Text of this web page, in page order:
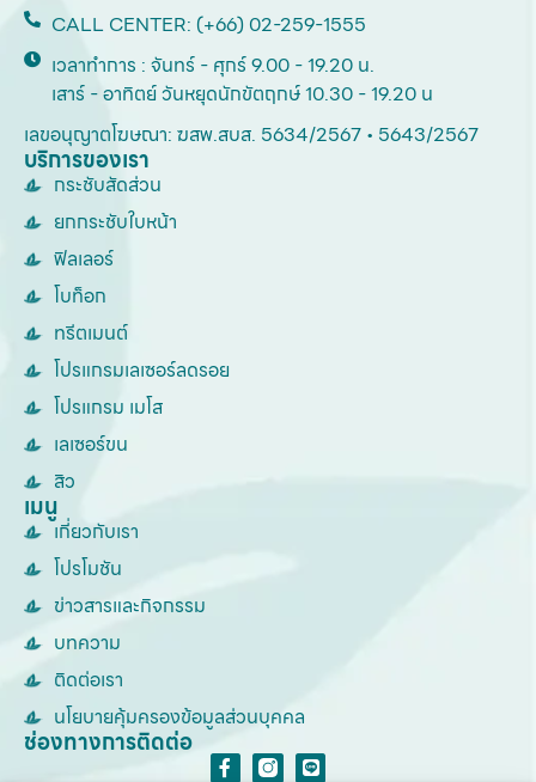
CALL CENTER: (+66) 02-259-1555
เวลาทำการ : จันทร์ - ศุกร์ 9.00 - 19.20 น.
เสาร์ - อาทิตย์ วันหยุดนักขัตฤกษ์ 10.30 - 19.20 น
เลขอนุญาตโฆษณา: ฆสพ.สบส. 5634/2567 • 5643/2567
บริการของเรา
กระชับสัดส่วน
ยกกระชับใบหน้า
ฟิลเลอร์
โบท็อก
ทรีตเมนต์
โปรแกรมเลเซอร์ลดรอย
โปรแกรม เมโส
เลเซอร์ขน
สิว
เมนู
เกี่ยวกับเรา
โปรโมชัน
ข่าวสารและกิจกรรม
บทความ
ติดต่อเรา
นโยบายคุ้มครองข้อมูลส่วนบุคคล
ช่องทางการติดต่อ